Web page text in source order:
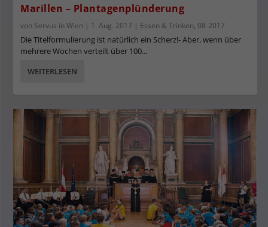
Marillen – Plantagenplünderung
von Servus in Wien | 1. Aug. 2017 | Essen & Trinken, 08-2017
Die Titelformulierung ist natürlich ein Scherz!- Aber, wenn über
mehrere Wochen verteilt über 100...
WEITERLESEN